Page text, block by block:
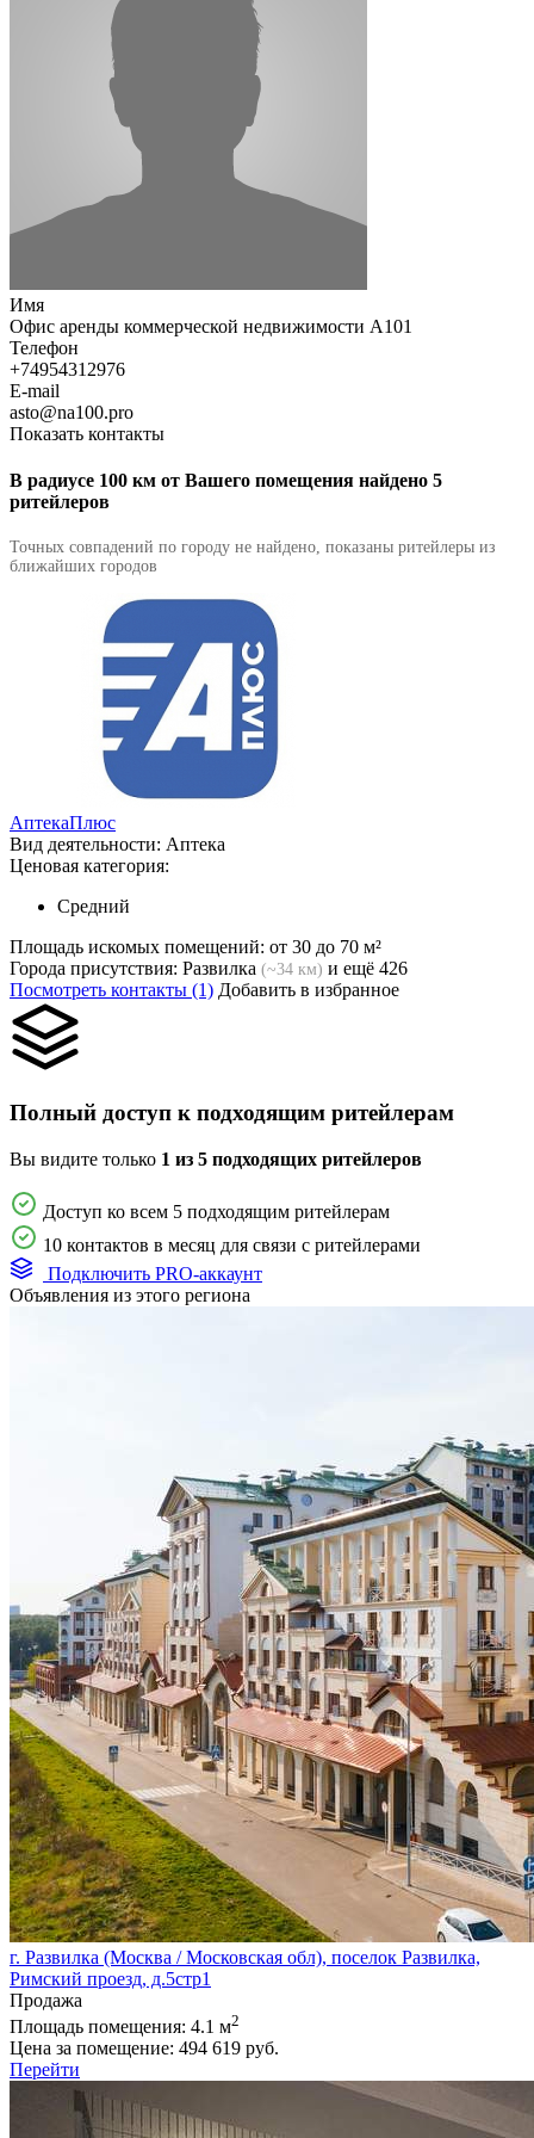
Имя
Офис аренды коммерческой недвижимости А101
Телефон
+74954312976
E-mail
asto@na100.pro
Показать контакты
В радиусе 100 км от Вашего помещения найдено 5
ритейлеров
Точных совпадений по городу не найдено, показаны ритейлеры из
ближайших городов
АптекаПлюс
Вид деятельности: Аптека
Ценовая категория:
Средний
Площадь искомых помещений: от 30 до 70 м²
Города присутствия: Развилка (~34 км) и ещё 426
Посмотреть контакты (1) Добавить в избранное
Полный доступ к подходящим ритейлерам
Вы видите только 1 из 5 подходящих ритейлеров
Доступ ко всем 5 подходящим ритейлерам
10 контактов в месяц для связи с ритейлерами
Подключить PRO-аккаунт
Объявления из этого региона
г. Развилка (Москва / Московская обл), поселок Развилка,
Римский проезд, д.5стр1
Продажа
Площадь помещения: 4.1 м2
Цена за помещение: 494 619 руб.
Перейти